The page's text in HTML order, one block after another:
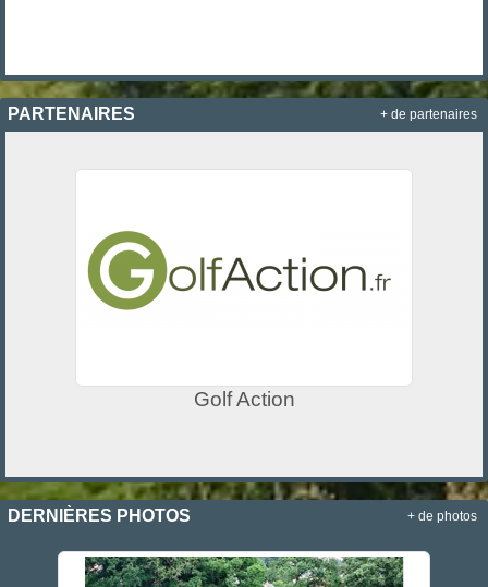
PARTENAIRES
Golf Action
+ de partenaires
DERNIÈRES PHOTOS + de photos